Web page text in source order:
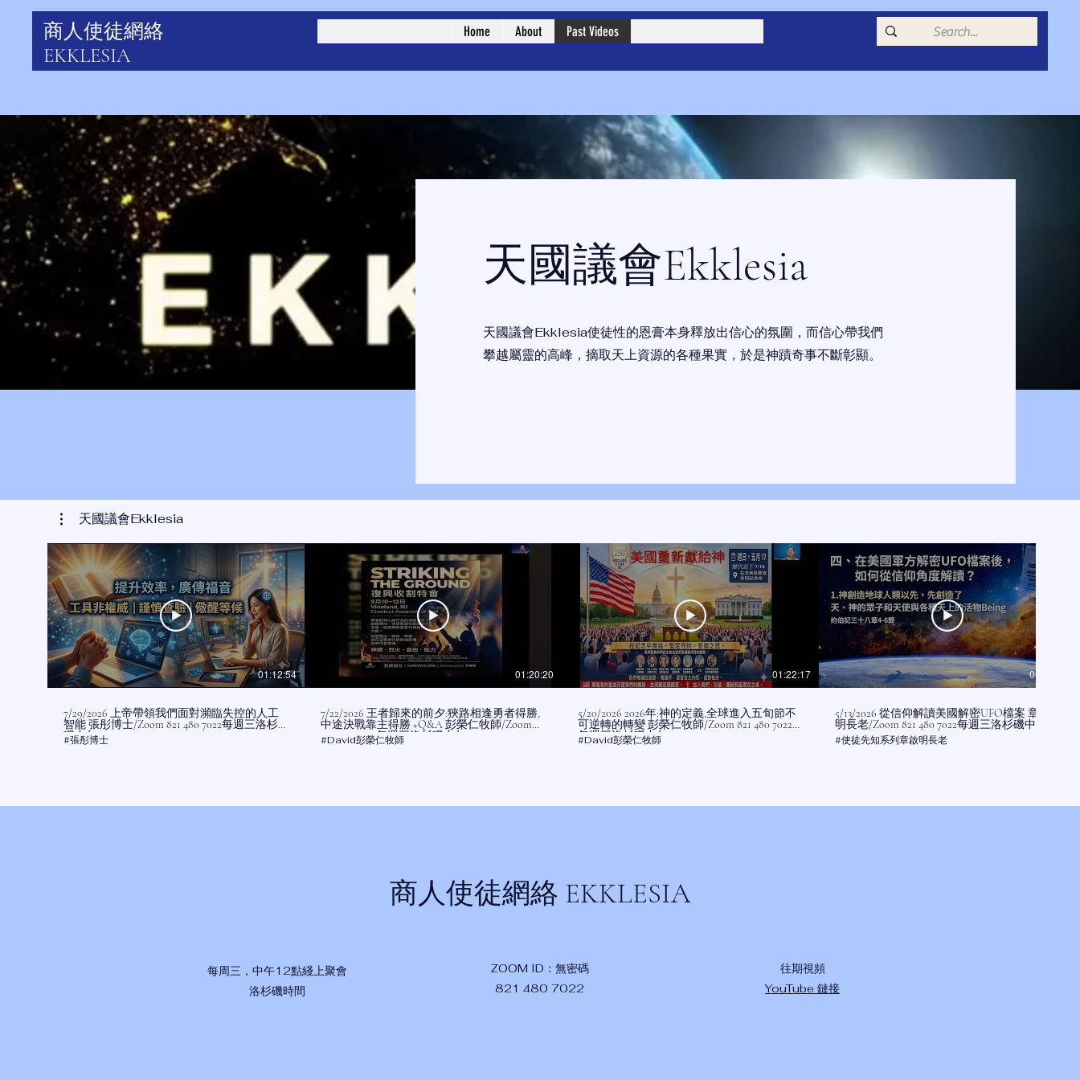
商人使徒網絡
EKKLESIA
Home About Past Videos
天國議會Ekklesia
天國議會Ekklesia使徒性的恩膏本身釋放出信心的氛圍，而信心帶我們
攀越屬靈的高峰，摘取天上資源的各種果實，於是神蹟奇事不斷彰顯。
天國議會Ekklesia
01:12:54
7/29/2026 上帝帶領我們面對瀕臨失控的人工
智能 張彤博士/Zoom 821 480 7022每週三洛杉
磯中午1200
#張彤博士
01:20:20
7/22/2026 王者歸來的前夕:狹路相逢勇者得勝,
中途決戰靠主得勝 +Q&A 彭榮仁牧師/Zoom
821 480 7022每週三洛杉磯中午1200
#David彭榮仁牧師
01:22:17
5/20/2026 2026年:神的定義,全球進入五旬節不
可逆轉的轉變 彭榮仁牧師/Zoom 821 480 7022
每週三洛杉磯中午1200
#David彭榮仁牧師
01:00:13
5/13/2026 從信仰解讀美國解密UFO檔案 章啟
明長老/Zoom 821 480 7022每週三洛杉磯中午
1200
#使徒先知系列章啟明長老
商人使徒網絡 EKKLESIA
每周三，中午12點綫上聚會
​洛杉磯時間
ZOOM ID：無密碼
821 480 7022
​往期視頻
YouTube 鏈接